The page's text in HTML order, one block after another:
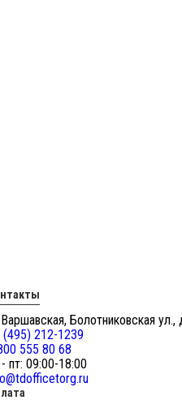
Болотниковская ул.,
(495) 212-1239
555 80 68
пт: 09:00-18:00